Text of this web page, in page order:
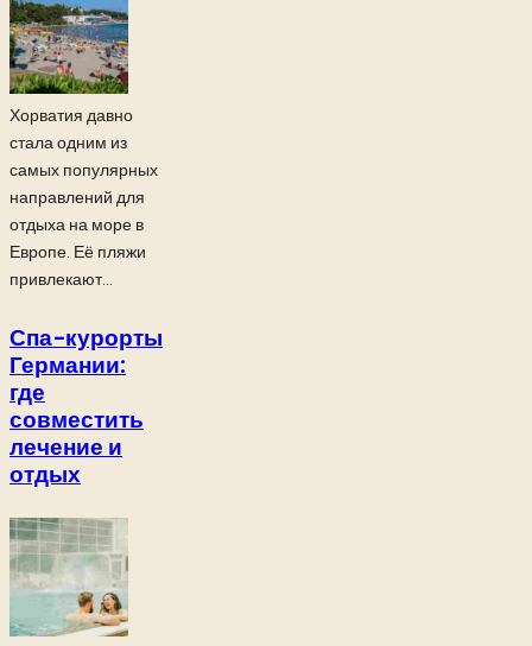
Хорватия давно
стала одним из
самых популярных
направлений для
отдыха на море в
Европе. Её пляжи
привлекают...
Спа-курорты
Германии:
где
совместить
лечение и
отдых